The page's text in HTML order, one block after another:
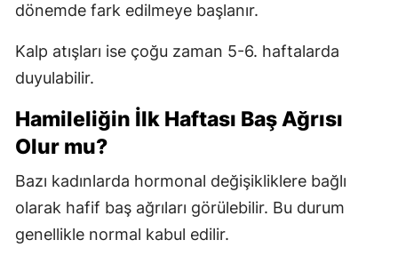
dönemde fark edilmeye başlanır.
Kalp atışları ise çoğu zaman 5-6. haftalarda
duyulabilir.
Hamileliğin İlk Haftası Baş Ağrısı
Olur mu?
Bazı kadınlarda hormonal değişikliklere bağlı
olarak hafif baş ağrıları görülebilir. Bu durum
genellikle normal kabul edilir.